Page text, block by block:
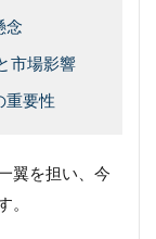
念
市場影響
重要性
翼を担い、今
。